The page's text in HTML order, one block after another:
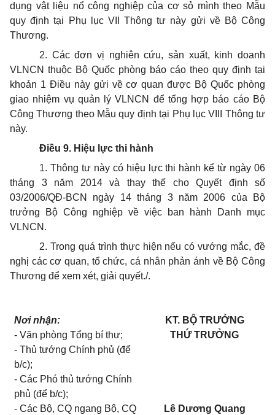
dụng vật liệu nổ công nghiệp của cơ sỏ mình theo Mẫu
quy định tại Phụ lục VII Thông tư này gửi về Bộ Công
Thương.
2. Các đơn vị nghiên cứu, sản xuất, kinh doanh
VLNCN thuộc Bộ Quốc phòng báo cáo theo quy định tại
khoản 1 Điều này gửi về cơ quan được Bộ Quốc phòng
giao nhiệm vụ quản lý VLNCN để tổng hợp báo cáo Bộ
Công Thương theo Mẫu quy định tại Phụ lục VIII Thông tư
này.
Điều 9. Hiệu lực thi hành
1. Thông tư này có hiệu lực thi hành kể từ ngày 06
tháng 3 năm 2014 và thay thế cho Quyết định số
03/2006/QĐ-BCN ngày 14 tháng 3 năm 2006 của Bộ
trưởng Bộ Công nghiệp về việc ban hành Danh mục
VLNCN.
2. Trong quá trình thực hiện nếu có vướng mắc, đề
nghị các cơ quan, tổ chức, cá nhân phản ánh về Bộ Công
Thương để xem xét, giải quyết./.
Nơi nhận:
- Văn phòng Tổng bí thư;
- Thủ tướng Chính phủ (để
b/c);
- Các Phó thủ tướng Chính
phủ (để b/c);
- Các Bộ, CQ ngang Bộ, CQ
KT. BỘ TRƯỞNG
THỨ TRƯỞNG
Lê Dương Quang